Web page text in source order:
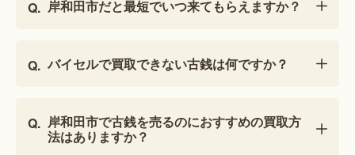
岸和田市だと最短でいつ来てもらえますか？
バイセルで買取できない古銭は何ですか？
岸和田市で古銭を売るのにおすすめの買取方
法はありますか？